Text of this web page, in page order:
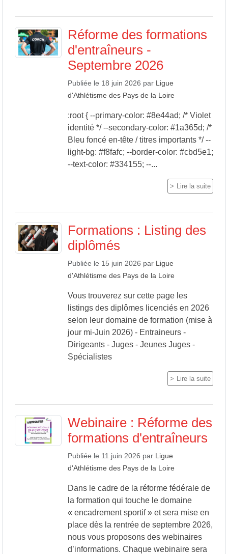
Réforme des formations
d'entraîneurs -
Septembre 2026
Publiée le 18 juin 2026 par Ligue
d'Athlétisme des Pays de la Loire
:root { --primary-color: #8e44ad; /* Violet
identité */ --secondary-color: #1a365d; /*
Bleu foncé en-tête / titres importants */ --
light-bg: #f8fafc; --border-color: #cbd5e1;
--text-color: #334155; --...
Lire la suite
Formations : Listing des
diplômés
Publiée le 15 juin 2026 par Ligue
d'Athlétisme des Pays de la Loire
Vous trouverez sur cette page les
listings des diplômes licenciés en 2026
selon leur domaine de formation (mise à
jour mi-Juin 2026) - Entraineurs -
Dirigeants - Juges - Jeunes Juges -
Spécialistes
Lire la suite
Webinaire : Réforme des
formations d'entraîneurs
Publiée le 11 juin 2026 par Ligue
d'Athlétisme des Pays de la Loire
Dans le cadre de la réforme fédérale de
la formation qui touche le domaine
« encadrement sportif » et sera mise en
place dès la rentrée de septembre 2026,
nous vous proposons des webinaires
d’informations. Chaque webinaire sera